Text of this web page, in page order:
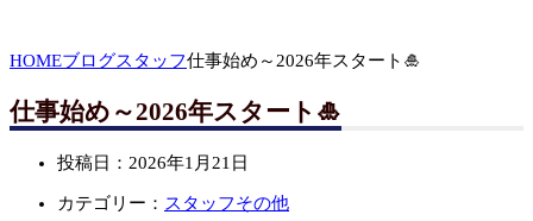
HOMEブログスタッフ仕事始め～2026年スタート🎍
仕事始め～2026年スタート🎍
投稿日： 2026年1月21日
カテゴリー： スタッフその他